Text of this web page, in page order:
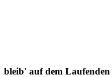
bleib' auf dem Laufenden